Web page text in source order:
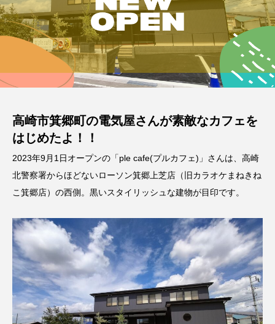
高崎市箕郷町の電気屋さんが素敵なカフェを
はじめたよ！！
2023年9月1日オープンの「ple cafe(プルカフェ)」さんは、高崎
北警察署からほどないローソン箕郷上芝店（旧カラオケまねきね
こ箕郷店）の西側。黒いスタイリッシュな建物が目印です。